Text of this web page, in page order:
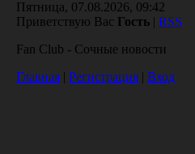
Пятница, 07.08.2026, 09:42
Приветствую Вас Гость | RSS
Fan Club - Сочные новости
Главная | Регистрация | Вход